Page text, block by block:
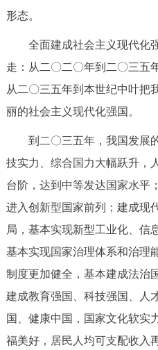
形态。
全面建成社会主义现代化
走：从二〇二〇年到二〇三五
从二〇三五年到本世纪中叶把
丽的社会主义现代化强国。
到二〇三五年，我国发展
技实力、综合国力大幅跃升，
台阶，达到中等发达国家水平
进入创新型国家前列；建成现
局，基本实现新型工业化、信
基本实现国家治理体系和治理
制度更加健全，基本建成法治
建成教育强国、科技强国、人
国、健康中国，国家文化软实
福美好，居民人均可支配收入